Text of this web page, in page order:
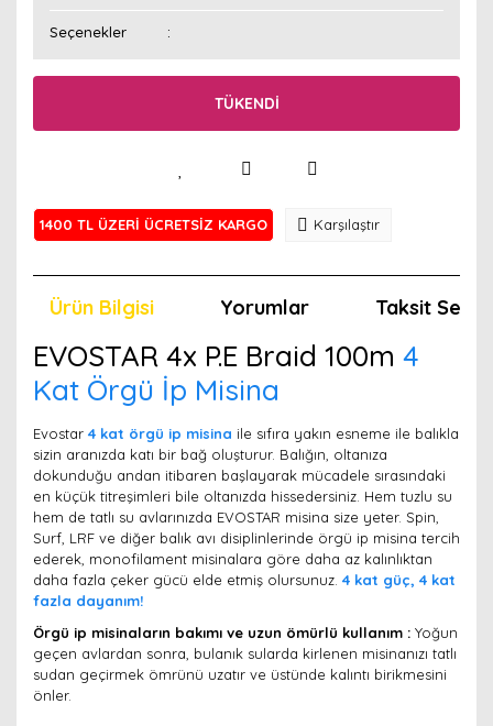
Seçenekler
TÜKENDİ
1400 TL ÜZERİ ÜCRETSİZ KARGO Karşılaştır
Ürün Bilgisi Yorumlar Taksit
EVOSTAR 4x P.E Braid 100m 4
Kat Örgü İp Misina
Evostar 4 kat örgü ip misina ile sıfıra yakın esneme ile balıkla
sizin aranızda katı bir bağ oluşturur. Balığın, oltanıza
dokunduğu andan itibaren başlayarak mücadele sırasındaki
en küçük titreşimleri bile oltanızda hissedersiniz. Hem tuzlu su
hem de tatlı su avlarınızda EVOSTAR misina size yeter. Spin,
Surf, LRF ve diğer balık avı disiplinlerinde örgü ip misina tercih
ederek, monofilament misinalara göre daha az kalınlıktan
daha fazla çeker gücü elde etmiş olursunuz. 4 kat güç, 4 kat
fazla dayanım!
Örgü ip misinaların bakımı ve uzun ömürlü kullanım : Yoğun
geçen avlardan sonra, bulanık sularda kirlenen misinanızı tatlı
sudan geçirmek ömrünü uzatır ve üstünde kalıntı birikmesini
önler.